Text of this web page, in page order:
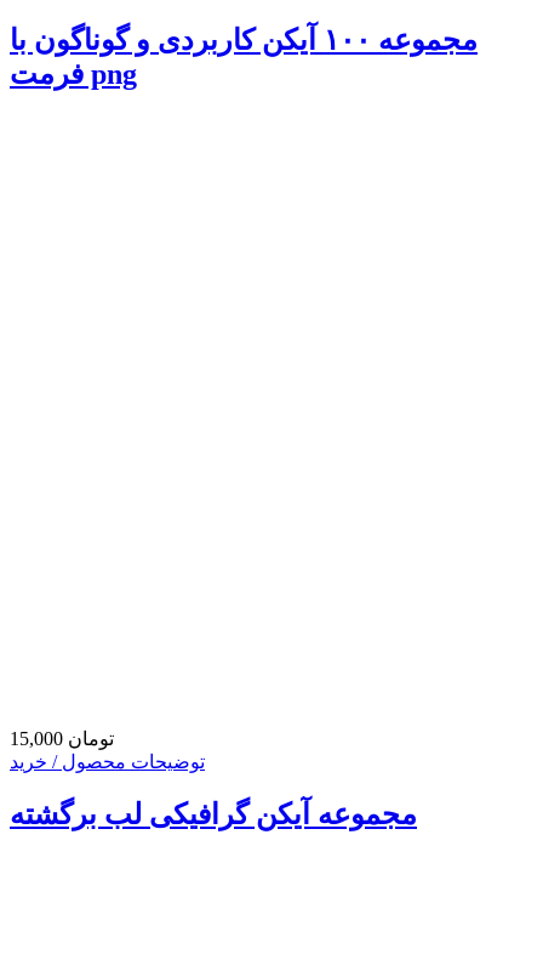
مجموعه ۱۰۰ آیکن کاربردی و گوناگون با
فرمت png
15,000 تومان
توضیحات محصول / خرید
مجموعه آیکن گرافیکی لب برگشته